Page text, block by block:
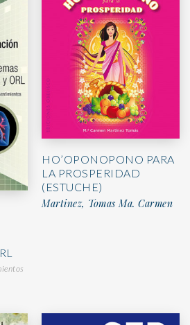
HO’OPONOPONO PARA
LA PROSPERIDAD
(ESTUCHE)
Martinez, Tomas Ma. Carmen